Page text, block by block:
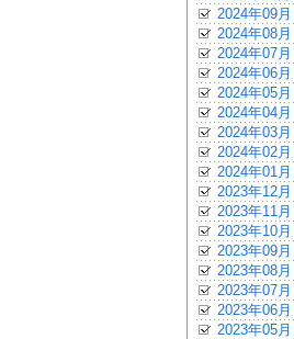
2024年09月
2024年08月
2024年07月
2024年06月
2024年05月
2024年04月
2024年03月
2024年02月
2024年01月
2023年12月
2023年11月
2023年10月
2023年09月
2023年08月
2023年07月
2023年06月
2023年05月